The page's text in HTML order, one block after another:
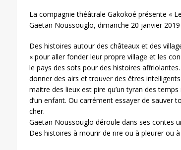
La compagnie théâtrale Gakokoé présente «
Gaëtan Noussouglo, dimanche 20 janvier
Des histoires autour des châteaux et des
« pour aller fonder leur propre village et les
le pays des sots pour des histoires
donner des airs et trouver des êtres
maitre des lieux est pire qu’un tyran des
d’un enfant. Ou carrément essayer de sauver
cher.
Gaëtan Noussouglo déroule dans ses contes
Des histoires à mourir de rire ou à pleurer ou